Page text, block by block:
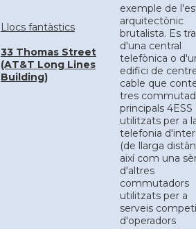
Llocs fantàstics
33 Thomas Street
(AT&T Long Lines
Building)
exemple de
arquitectònic
brutalista. Es
d'una central
telefònica o
edifici de
cable que
tres
principals 4ESS
utilitzats per a
telefonia
(de llarga
així com una
d'altres
commutadors
utilitzats per a
serveis
d'operadors